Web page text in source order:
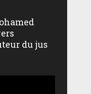
du jus